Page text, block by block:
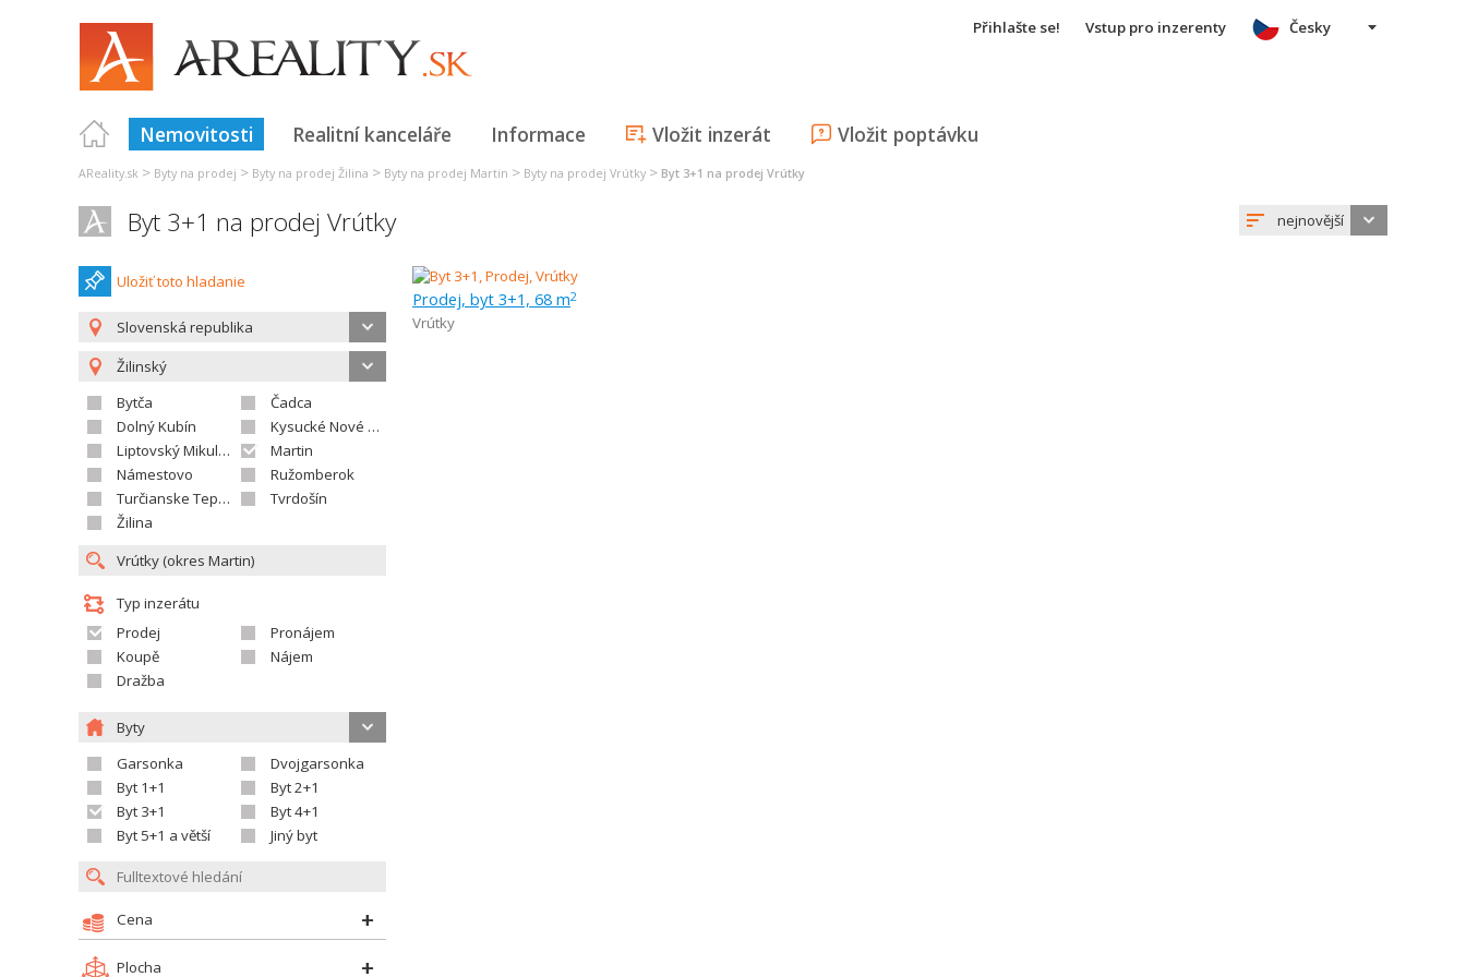
Přihlašte se! Vstup pro inzerenty
Nemovitosti Realitní kanceláře Informace Vložit inzerát Vložit poptávku
Česky
AReality.sk > Byty na prodej > Byty na prodej Žilina > Byty na prodej Martin > Byty na prodej Vrútky > Byt 3+1 na prodej Vrútky
Byt 3+1 na prodej Vrútky nejnovější
Uložiť toto hladanie
Slovenská republika
Žilinský
Bytča
Čadca
Dolný Kubín
Kysucké Nové Mesto
Liptovský Mikuláš
Martin
Námestovo
Ružomberok
Turčianske Teplice
Tvrdošín
Žilina
Typ inzerátu
Prodej
Pronájem
Koupě
Nájem
Dražba
Byty
Garsonka
Dvojgarsonka
Byt 1+1
Byt 2+1
Byt 3+1
Byt 4+1
Byt 5+1 a větší
Jiný byt
Cena
Plocha
Prodej, byt 3+1, 68 m2
Vrútky